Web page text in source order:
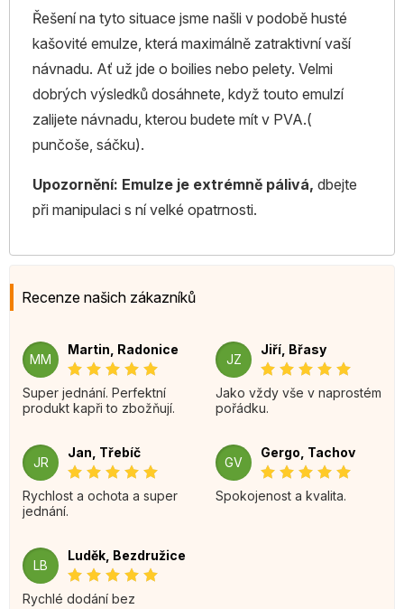
Řešení na tyto situace jsme našli v podobě husté
kašovité emulze, která maximálně zatraktivní vaší
návnadu. Ať už jde o boilies nebo pelety. Velmi
dobrých výsledků dosáhnete, když touto emulzí
zalijete návnadu, kterou budete mít v PVA.(
punčoše, sáčku).
Upozornění: Emulze je extrémně pálivá, dbejte
při manipulaci s ní velké opatrnosti.
Recenze našich zákazníků
MM
Martin, Radonice
Super jednání. Perfektní
produkt kapři to zbožňují.
JZ
Jiří, Břasy
Jako vždy vše v naprostém
pořádku.
JR
Jan, Třebíč
Rychlost a ochota a super
jednání.
GV
Gergo, Tachov
Spokojenost a kvalita.
LB
Luděk, Bezdružice
Rychlé dodání bez